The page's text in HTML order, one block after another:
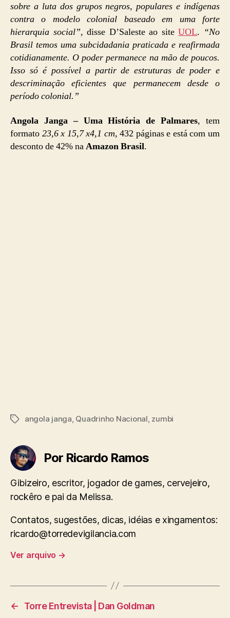
sobre a luta dos grupos negros, populares e indígenas
contra o modelo colonial baseado em uma forte
hierarquia social”, disse D’Saleste ao siteUOL. “No
Brasil temos uma subcidadania praticada e reafirmada
cotidianamente. O poder permanece na mão de poucos.
Isso só é possível a partir de estruturas de poder e
descriminação eficientes que permanecem desde o
período colonial.”
Angola Janga – Uma História de Palmares, tem
formato 23,6 x 15,7 x4,1 cm, 432 páginas e está com um
desconto de 42% naAmazon Brasil.
Tagsangola janga Quadrinho Nacional zumbi
Por Ricardo Ramos
Gibizeiro, escritor, jogador de games, cervejeiro,
rockêro e pai da Melissa.
Contatos, sugestões, dicas, idéias e xingamentos:
ricardo@torredevigilancia.com
Ver arquivo →
←
Torre Entrevista | Dan Goldman